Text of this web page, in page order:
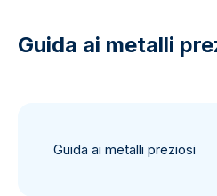
Guida ai metalli
Guida ai metalli preziosi